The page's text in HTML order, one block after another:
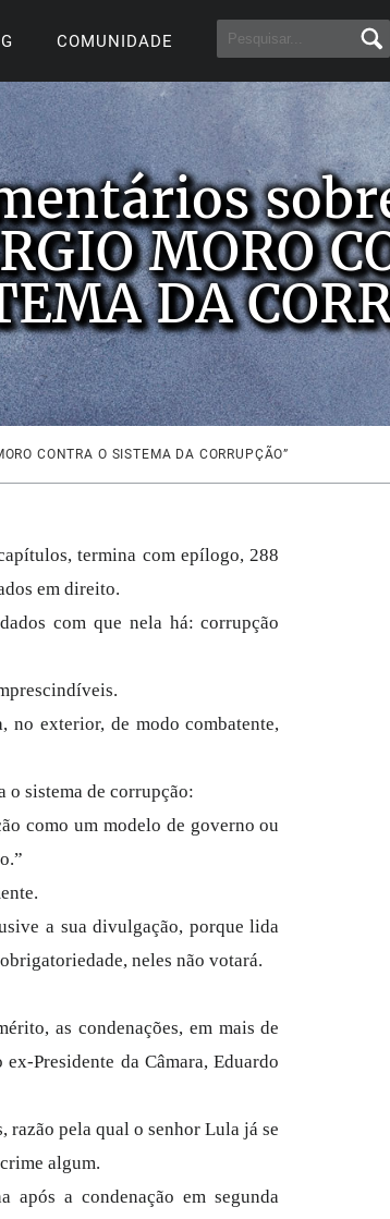
COMUNIDADE
MORO
DA
CONTRA O SISTEMA DA CORRUPÇÃO”
termina com epílogo, 288
em direito.
com que nela há: corrupção
no exterior, de modo combatente,
o sistema de corrupção:
como um modelo de governo ou
a sua divulgação, porque lida
neles não votará.
as condenações, em mais de
Presidente da Câmara, Eduardo
razão pela qual o senhor Lula já se
algum.
após a condenação em segunda